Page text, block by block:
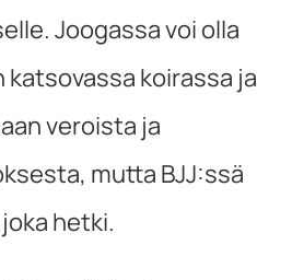
Joogassa voi olla
katsovassa koirassa ja
veroista ja
mutta BJJ:ssä
hetki.